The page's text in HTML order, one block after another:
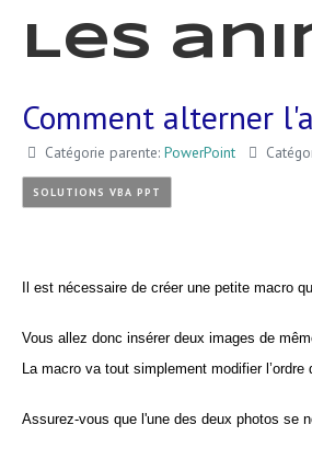
Les
Comment alterner
Catégorie parente: PowerPoint
SOLUTIONS VBA PPT
Il est nécessaire de créer une petite macro
Vous allez donc insérer deux images de
La macro va tout simplement modifier
Assurez-vous que l'une des deux photos se